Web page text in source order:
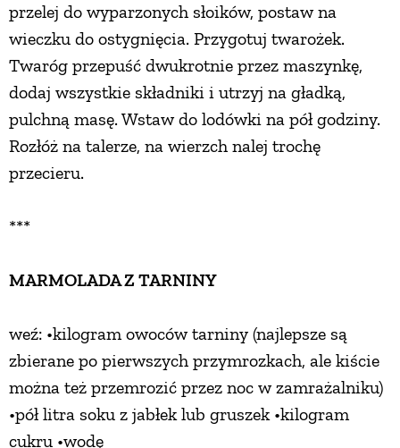
przelej do wyparzonych słoików, postaw na
wieczku do ostygnięcia. Przygotuj twarożek.
Twaróg przepuść dwukrotnie przez maszynkę,
dodaj wszystkie składniki i utrzyj na gładką,
pulchną masę. Wstaw do lodówki na pół godziny.
Rozłóż na talerze, na wierzch nalej trochę
przecieru.
***
MARMOLADA Z TARNINY
weź: •kilogram owoców tarniny (najlepsze są
zbierane po pierwszych przymrozkach, ale kiście
można też przemrozić przez noc w zamrażalniku)
•pół litra soku z jabłek lub gruszek •kilogram
cukru •wodę